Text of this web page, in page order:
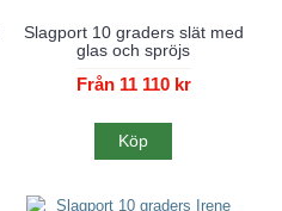
Slagport 10 graders slät med
glas och spröjs
Från 11 110 kr
Köp